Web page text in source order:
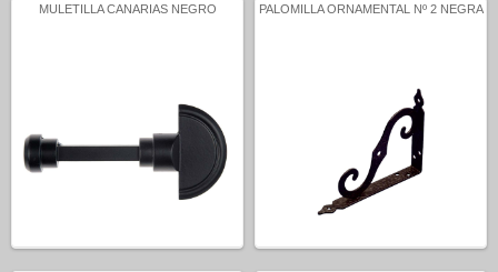
MULETILLA CANARIAS NEGRO PALOMILLA ORNAMENTAL Nº 2 NEGRA